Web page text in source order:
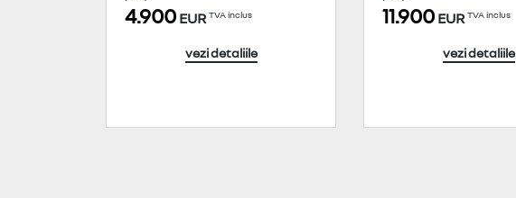
4.900 EUR TVA inclus
vezi detaliile
11.900 EUR TVA inclus
vezi detaliile